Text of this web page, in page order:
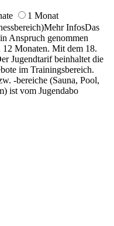
1 Monat
Mehr InfosDas
Anspruch genommen
12 Monaten. Mit dem 18.
Jugendtarif beinhaltet die
im Trainingsbereich.
-bereiche (Sauna, Pool,
ist vom Jugendabo